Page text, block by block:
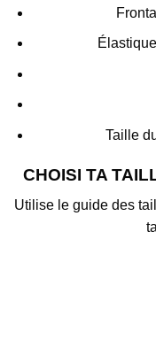
Taille
CHOISI TA
Utilise le guide des